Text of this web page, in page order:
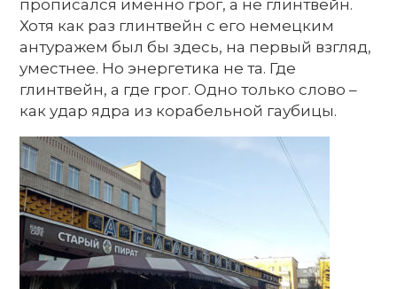
прописался именно грог, а не глинтвейн.
Хотя как раз глинтвейн с его немецким
антуражем был бы здесь, на первый взгляд,
уместнее. Но энергетика не та. Где
глинтвейн, а где грог. Одно только слово –
как удар ядра из корабельной гаубицы.